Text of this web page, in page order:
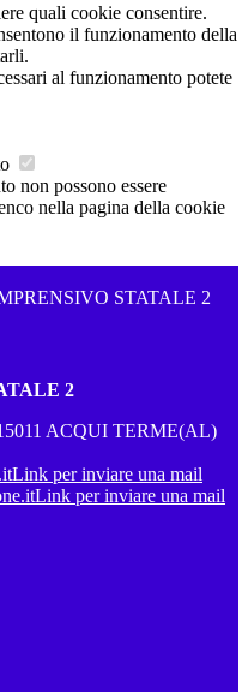
quali cookie consentire.
il funzionamento della
al funzionamento potete
non possono essere
nella pagina della cookie
STATALE 2
2
ACQUI TERME(AL)
Link per inviare una mail
Link per inviare una mail